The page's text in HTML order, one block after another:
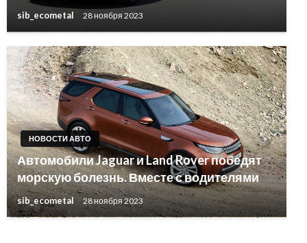
sib_ecometal 28 ноября 2023
НОВОСТИ АВТО
Автомобили Jaguar и Land Rover победят
морскую болезнь. Вместе с водителями
sib_ecometal 28 ноября 2023